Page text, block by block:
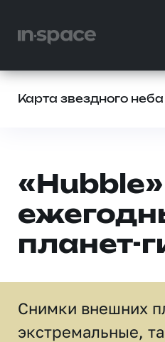
Карта звездного
планет-
Снимки внешних
экстремальные,